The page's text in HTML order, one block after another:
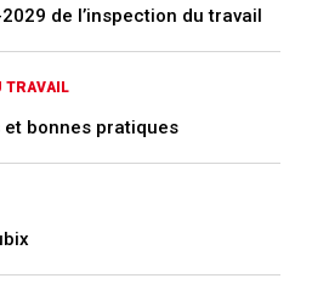
de l’inspection du travail
TRAVAIL
bonnes pratiques